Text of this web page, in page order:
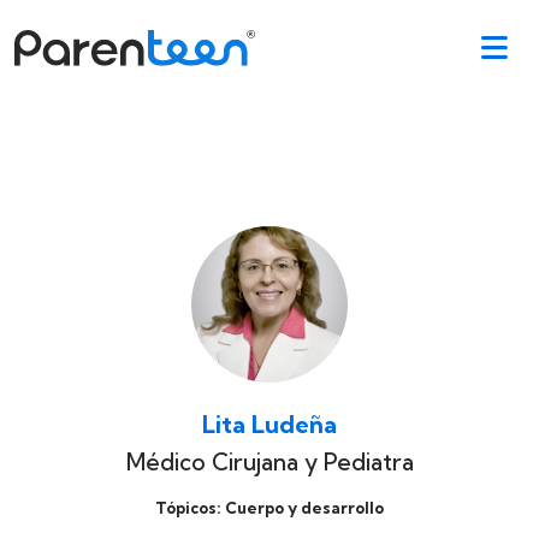
Lita Ludeña
Médico Cirujana y Pediatra
Tópicos: Cuerpo y desarrollo